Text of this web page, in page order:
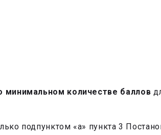
минимальном количестве баллов
подпунктом «а» пункта 3